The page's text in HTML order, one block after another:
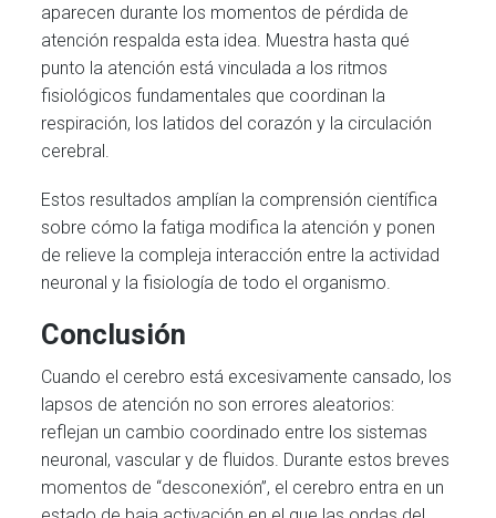
aparecen durante los momentos de pérdida de
atención respalda esta idea. Muestra hasta qué
punto la atención está vinculada a los ritmos
fisiológicos fundamentales que coordinan la
respiración, los latidos del corazón y la circulación
cerebral.
Estos resultados amplían la comprensión científica
sobre cómo la fatiga modifica la atención y ponen
de relieve la compleja interacción entre la actividad
neuronal y la fisiología de todo el organismo.
Conclusión
Cuando el cerebro está excesivamente cansado, los
lapsos de atención no son errores aleatorios:
reflejan un cambio coordinado entre los sistemas
neuronal, vascular y de fluidos. Durante estos breves
momentos de “desconexión”, el cerebro entra en un